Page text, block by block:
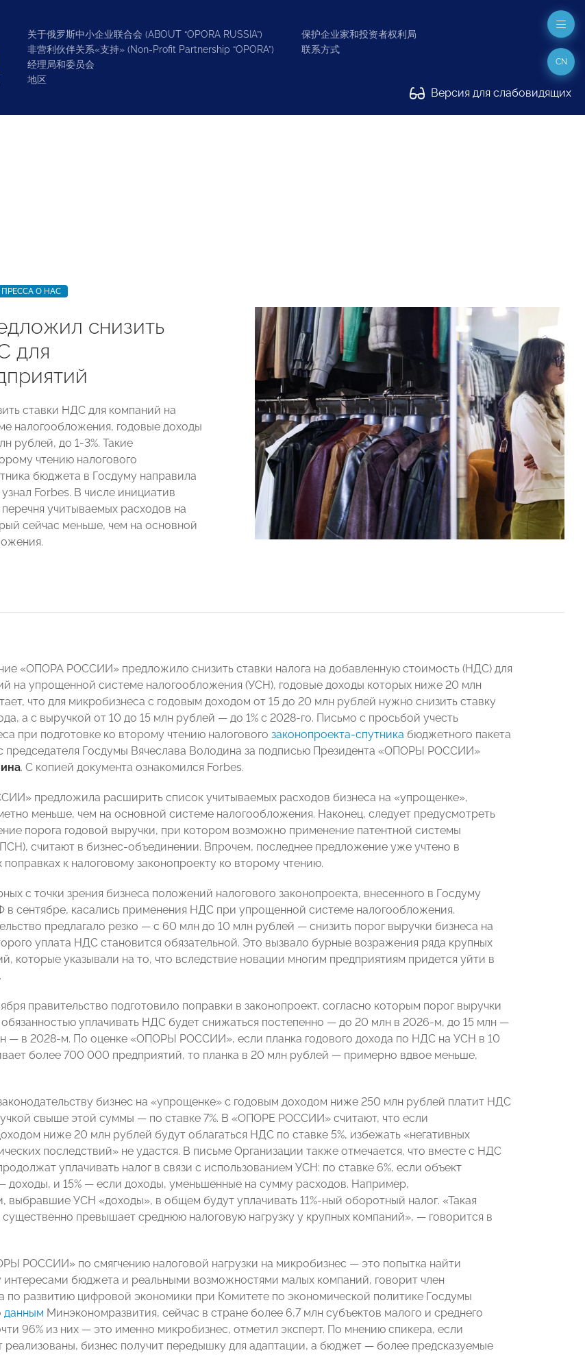
关于俄罗斯中小企业联合会 (ABOUT “OPORA RUSSIA”)
非营利伙伴关系«支持» (Non-Profit Partnership “OPORA”)
经理局和委员会
地区
保护企业家和投资者权利局
联系方式
Версия для слабовидящих
CN
ПРЕССА О НАС
снизить
для
ставки НДС для компаний на
налогообложения, годовые доходы
рублей, до 1-3%. Такие
чтению налогового
бюджета в Госдуму направила
Forbes. В числе инициатив
учитываемых расходов на
сейчас меньше, чем на основной
«ОПОРА РОССИИ» предложило снизить ставки налога на добавленную стоимость (НДС) для
на упрощенной системе налогообложения (УСН), годовые доходы которых ниже 20 млн
что для микробизнеса с годовым доходом от 15 до 20 млн рублей нужно снизить ставку
а с выручкой от 10 до 15 млн рублей — до 1% с 2028-го. Письмо с просьбой учесть
при подготовке ко второму чтению налогового законопроекта-спутника бюджетного пакета
председателя Госдумы Вячеслава Володина за подписью Президента «ОПОРЫ РОССИИ»
. С копией документа ознакомился Forbes.
предложила расширить список учитываемых расходов бизнеса на «упрощенке»,
меньше, чем на основной системе налогообложения. Наконец, следует предусмотреть
порога годовой выручки, при котором возможно применение патентной системы
считают в бизнес-объединении. Впрочем, последнее предложение уже учтено в
поправках к налоговому законопроекту ко второму чтению.
с точки зрения бизнеса положений налогового законопроекта, внесенного в Госдуму
в сентябре, касались применения НДС при упрощенной системе налогообложения.
предлагало резко — с 60 млн до 10 млн рублей — снизить порог выручки бизнеса на
уплата НДС становится обязательной. Это вызвало бурные возражения ряда крупных
которые указывали на то, что вследствие новации многим предприятиям придется уйти в
правительство подготовило поправки в законопроект, согласно которым порог выручки
уплачивать НДС будет снижаться постепенно — до 20 млн в 2026-м, до 15 млн —
— в 2028-м. По оценке «ОПОРЫ РОССИИ», если планка годового дохода по НДС на УСН в 10
более 700 000 предприятий, то планка в 20 млн рублей — примерно вдвое меньше,
бизнес на «упрощенке» с годовым доходом ниже 250 млн рублей платит НДС
свыше этой суммы — по ставке 7%. В «ОПОРЕ РОССИИ» считают, что если
ниже 20 млн рублей будут облагаться НДС по ставке 5%, избежать «негативных
последствий» не удастся. В письме Организации также отмечается, что вместе с НДС
уплачивать налог в связи с использованием УСН: по ставке 6%, если объект
доходы, и 15% — если доходы, уменьшенные на сумму расходов. Например,
выбравшие УСН «доходы», в общем будут уплачивать 11%-ный оборотный налог. «Такая
существенно превышает среднюю налоговую нагрузку у крупных компаний», — говорится в
РОССИИ» по смягчению налоговой нагрузки на микробизнес — это попытка найти
бюджета и реальными возможностями малых компаний, говорит член
по развитию цифровой экономики при Комитете по экономической‌ политике Госдумы
данным Минэкономразвития, сейчас в стране более 6,7 млн субъектов малого и среднего
96% из них — это именно микробизнес, отметил эксперт. По мнению спикера, если
реализованы, бизнес получит передышку для адаптации, а бюджет — более предсказуемые